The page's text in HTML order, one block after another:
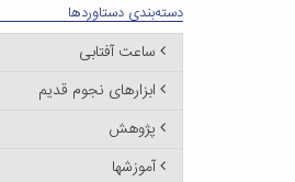
دسته‌بندی دستاوردها
ساعت آفتابی
ابزارهای نجوم قدیم
پژوهش
آموزشها